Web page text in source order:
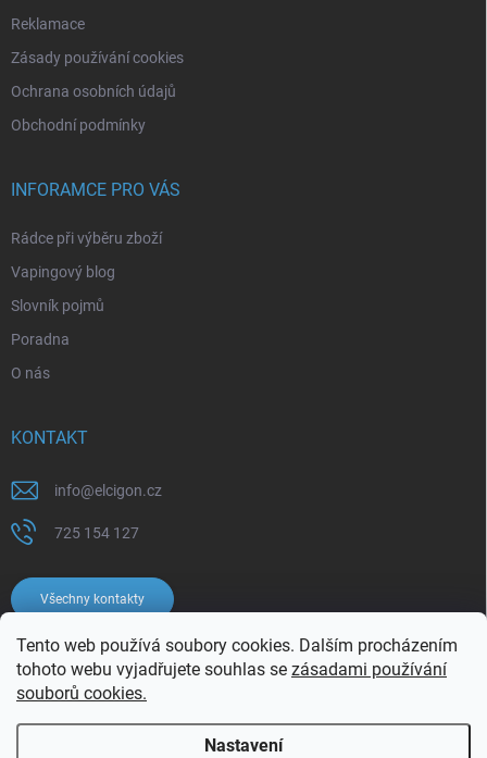
Tento web používá soubory cookies. Dalším procházením
tohoto webu vyjadřujete souhlas se zásadami používání
souborů cookies.
Nastavení
Reklamace
Zásady používání cookies
Ochrana osobních údajů
Obchodní podmínky
INFORAMCE PRO VÁS
Rádce při výběru zboží
Vapingový blog
Slovník pojmů
Poradna
O nás
KONTAKT
info@elcigon.cz
725 154 127
Všechny kontakty